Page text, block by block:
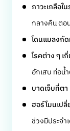
ภาวะเกลือ
กลางคืน ตอ
โดนแมลงกั
โรคต่าง ๆ เ
อักเสบ ท่อน้
บาดเจ็บที่ตา
ฮอร์โมนเป
ช่วงมีประจ